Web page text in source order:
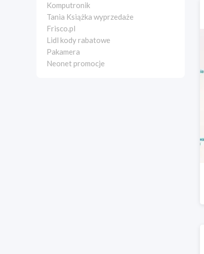
Komputronik
Tania Książka wyprzedaże
Frisco.pl
Lidl kody rabatowe
Pakamera
Neonet promocje